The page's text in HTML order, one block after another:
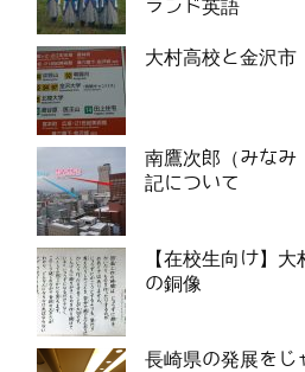
ランド英語
大村高校と金沢市
南鷹次郎（みな
記について
【在校生向け】
の銅像
長崎県の発展をじ